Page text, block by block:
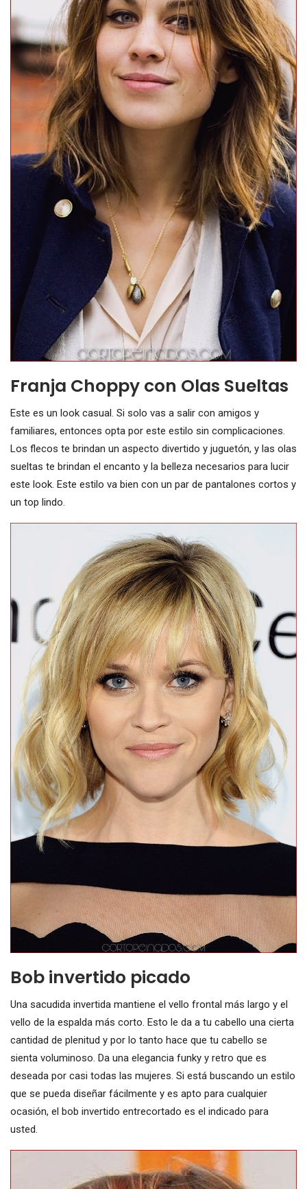
Franja Choppy con Olas Sueltas
Este es un look casual. Si solo vas a salir con amigos y
familiares, entonces opta por este estilo sin complicaciones.
Los flecos te brindan un aspecto divertido y juguetón, y las olas
sueltas te brindan el encanto y la belleza necesarios para lucir
este look. Este estilo va bien con un par de pantalones cortos y
un top lindo.
Bob invertido picado
Una sacudida invertida mantiene el vello frontal más largo y el
vello de la espalda más corto. Esto le da a tu cabello una cierta
cantidad de plenitud y por lo tanto hace que tu cabello se
sienta voluminoso. Da una elegancia funky y retro que es
deseada por casi todas las mujeres. Si está buscando un estilo
que se pueda diseñar fácilmente y es apto para cualquier
ocasión, el bob invertido entrecortado es el indicado para
usted.